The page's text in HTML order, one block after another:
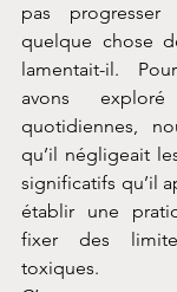
pas
quelque chose
lamentait-il.
avons
quotidiennes,
qu’il négligeait
significatifs qu’il
établir une
fixer des
toxiques.